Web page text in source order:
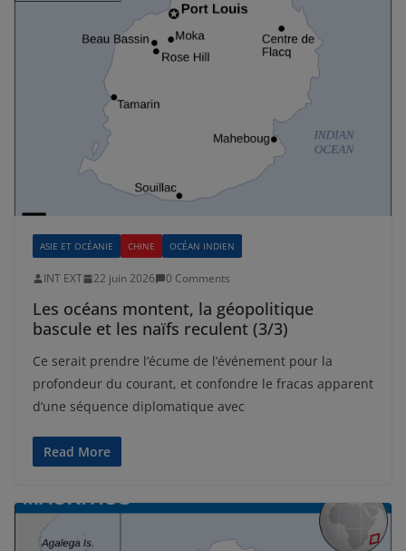
ASIE ET OCÉANIE CHINE OCÉAN INDIEN
INT EXT 22 juin 2026 0 Comments
Les océans montent, la géopolitique
bascule et les naïfs reculent (3/3)
Ce serait prendre l’écume de l’événement pour la
profondeur du courant, et confondre le fracas apparent
d’une séquence diplomatique avec
Read More